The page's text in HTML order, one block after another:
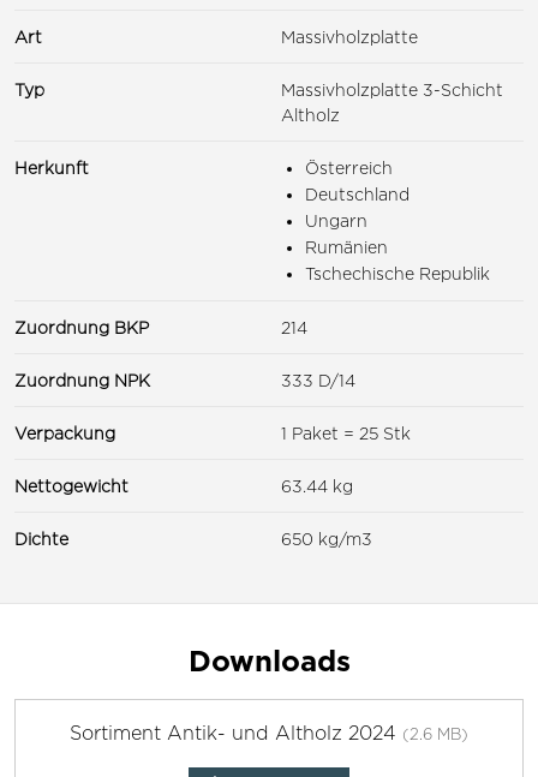
Art Massivholzplatte
Typ
Massivholzplatte 3-Schicht
Altholz
Herkunft
Österreich
Deutschland
Ungarn
Rumänien
Tschechische Republik
Zuordnung BKP 214
Zuordnung NPK 333 D/14
Verpackung 1 Paket = 25 Stk
Nettogewicht 63.44 kg
Dichte 650 kg/m3
Downloads
Sortiment Antik- und Altholz 2024 (2.6 MB)